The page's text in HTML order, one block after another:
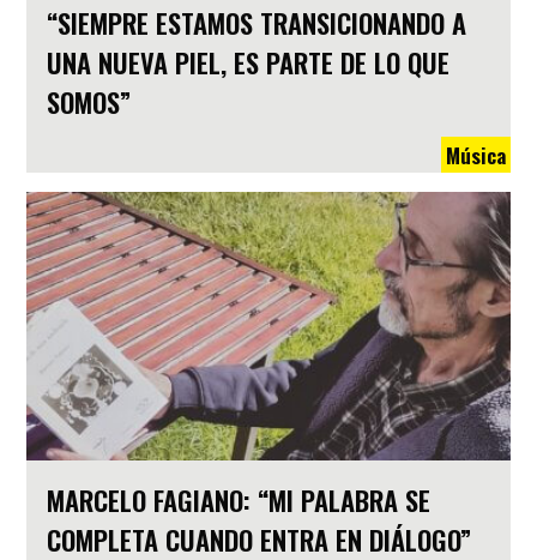
“SIEMPRE ESTAMOS TRANSICIONANDO A
UNA NUEVA PIEL, ES PARTE DE LO QUE
SOMOS”
Música
MARCELO FAGIANO: “MI PALABRA SE
COMPLETA CUANDO ENTRA EN DIÁLOGO”